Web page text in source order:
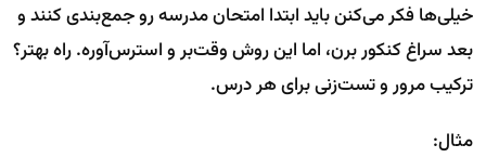
خیلی‌ها فکر می‌کنن باید ابتدا امتحان مدرسه رو جمع‌بندی کنند و
بعد سراغ کنکور برن، اما این روش وقت‌بر و استرس‌آوره. راه بهتر؟
ترکیب مرور و تست‌زنی برای هر درس.
مثال: